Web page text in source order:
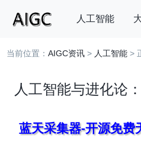
人工智能
搜索
当前位置：AIGC资讯 > 人工智能 >
人工智能与进化论
蓝天采集器-开源免费